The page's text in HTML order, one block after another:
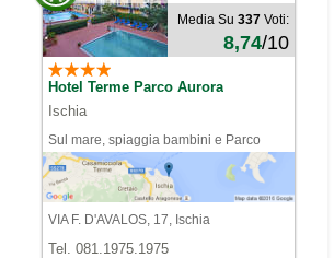
Media Su 337 Voti:
8,74/10
Hotel Terme Parco Aurora
Ischia
Sul mare, spiaggia bambini e Parco
Termale gratis
VIA F. D'AVALOS, 17, Ischia
Tel. 081.1975.1975